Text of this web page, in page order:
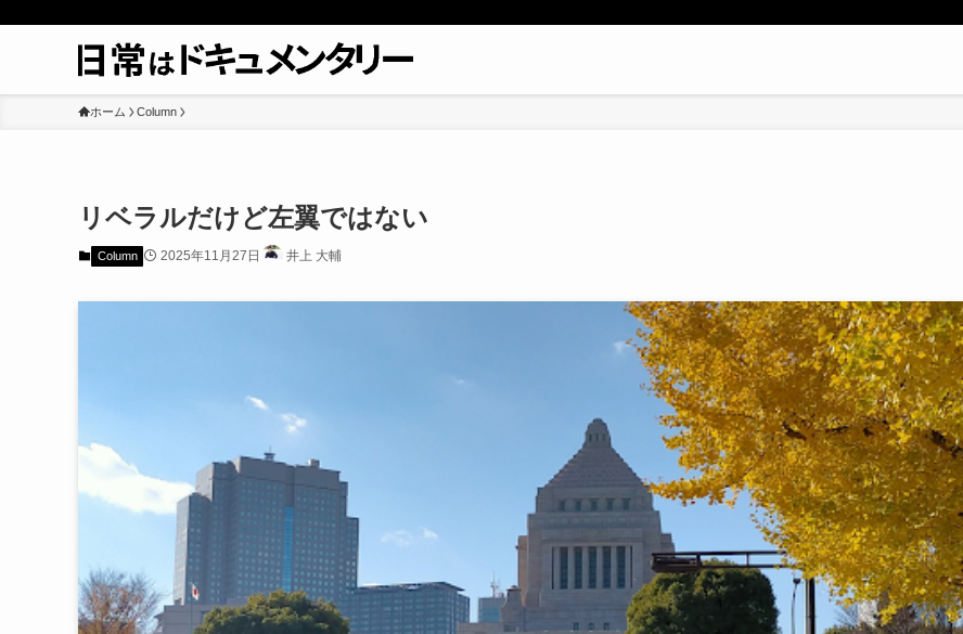
ホーム Column
リベラルだけど左翼ではない
Column 2025年11月27日 井上 大輔